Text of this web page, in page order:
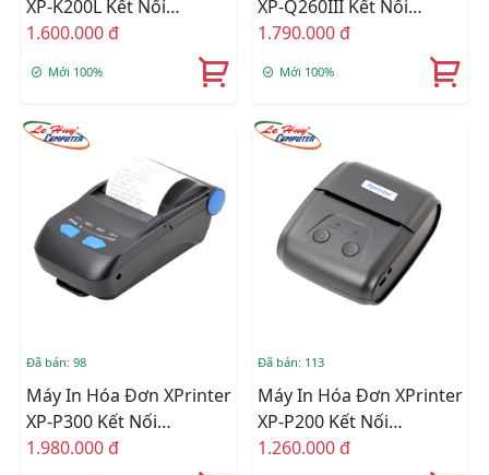
XP-K200L Kết Nối
USB/LAN
1.600.000 đ
Mới 100%
XP-Q260III Kết Nối
USB/LAN/COM
1.790.000 đ
Mới 100%
Đã bán: 98
Máy In Hóa Đơn XPrinter
XP-P300 Kết Nối
USB/Bluetooth
1.980.000 đ
Đã bán: 113
Máy In Hóa Đơn XPrinter
XP-P200 Kết Nối
USB/Bluetooth
1.260.000 đ